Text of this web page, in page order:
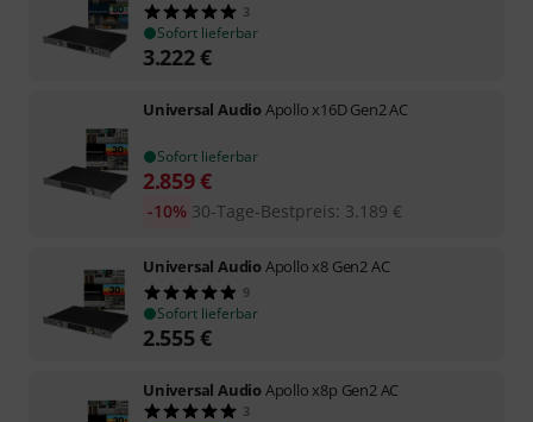
3
Sofort lieferbar
3.222€
Universal AudioApollo x16D Gen2 AC
Sofort lieferbar
2.859€
30-Tage-Bestpreis: 3.189 €
-10%
Universal AudioApollo x8 Gen2 AC
9
Sofort lieferbar
2.555€
Universal AudioApollo x8p Gen2 AC
3